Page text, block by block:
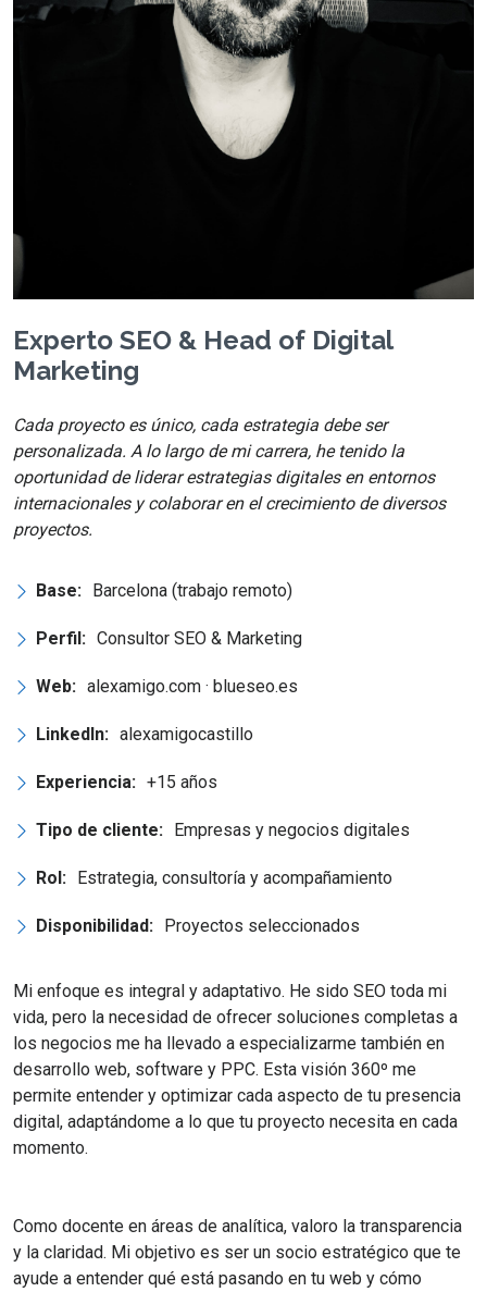
Experto SEO & Head of Digital
Marketing
Cada proyecto es único, cada estrategia debe ser
personalizada. A lo largo de mi carrera, he tenido la
oportunidad de liderar estrategias digitales en entornos
internacionales y colaborar en el crecimiento de diversos
proyectos.
Base: Barcelona (trabajo remoto)
Perfil: Consultor SEO & Marketing
Web: alexamigo.com · blueseo.es
LinkedIn: alexamigocastillo
Experiencia: +15 años
Tipo de cliente: Empresas y negocios digitales
Rol: Estrategia, consultoría y acompañamiento
Disponibilidad: Proyectos seleccionados
Mi enfoque es integral y adaptativo. He sido SEO toda mi
vida, pero la necesidad de ofrecer soluciones completas a
los negocios me ha llevado a especializarme también en
desarrollo web, software y PPC. Esta visión 360º me
permite entender y optimizar cada aspecto de tu presencia
digital, adaptándome a lo que tu proyecto necesita en cada
momento.
Como docente en áreas de analítica, valoro la transparencia
y la claridad. Mi objetivo es ser un socio estratégico que te
ayude a entender qué está pasando en tu web y cómo